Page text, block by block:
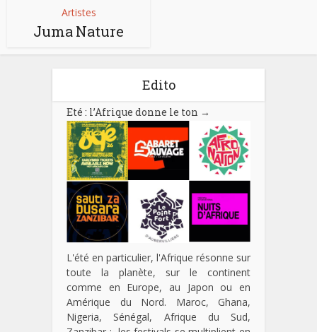
Artistes
Juma Nature
Edito
Eté : l’Afrique donne le ton →
L'été en particulier, l'Afrique résonne sur
toute la planète, sur le continent
comme en Europe, au Japon ou en
Amérique du Nord. Maroc, Ghana,
Nigeria, Sénégal, Afrique du Sud,